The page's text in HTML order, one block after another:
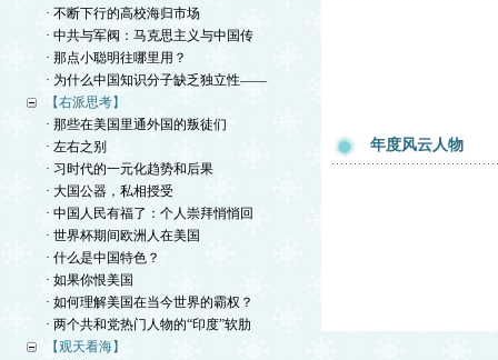
· 不断下行的高校海归市场
· 中共与军阀：马克思主义与中国传
· 那点小聪明往哪里用？
· 为什么中国知识分子缺乏独立性——
【右派思考】
· 那些在美国里通外国的叛徒们
· 左右之别
· 习时代的一元化趋势和后果
· 大国公器，私相授受
· 中国人民有福了：个人崇拜悄悄回
· 世界杯期间欧洲人在美国
· 什么是中国特色？
· 如果你恨美国
· 如何理解美国在当今世界的霸权？
· 两个共和党热门人物的“印度”软肋
【观天看海】
年度风云人物